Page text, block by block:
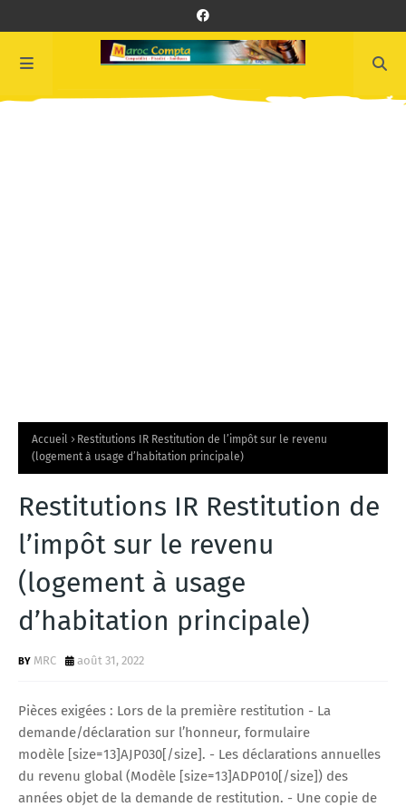
Accueil
Restitutions IR Restitution de l’impôt sur le revenu
(logement à usage d’habitation principale)
Restitutions IR Restitution de
l’impôt sur le revenu
(logement à usage
d’habitation principale)
MRC août 31, 2022
Pièces exigées : Lors de la première restitution - La
demande/déclaration sur l’honneur, formulaire
modèle [size=13]AJP030[/size]. - Les déclarations annuelles
du revenu global (Modèle [size=13]ADP010[/size]) des
années objet de la demande de restitution. - Une copie de